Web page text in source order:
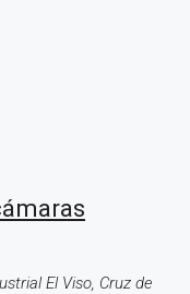
El Viso, Cruz de